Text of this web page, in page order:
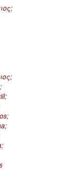
;
;
;
;
;
;
;